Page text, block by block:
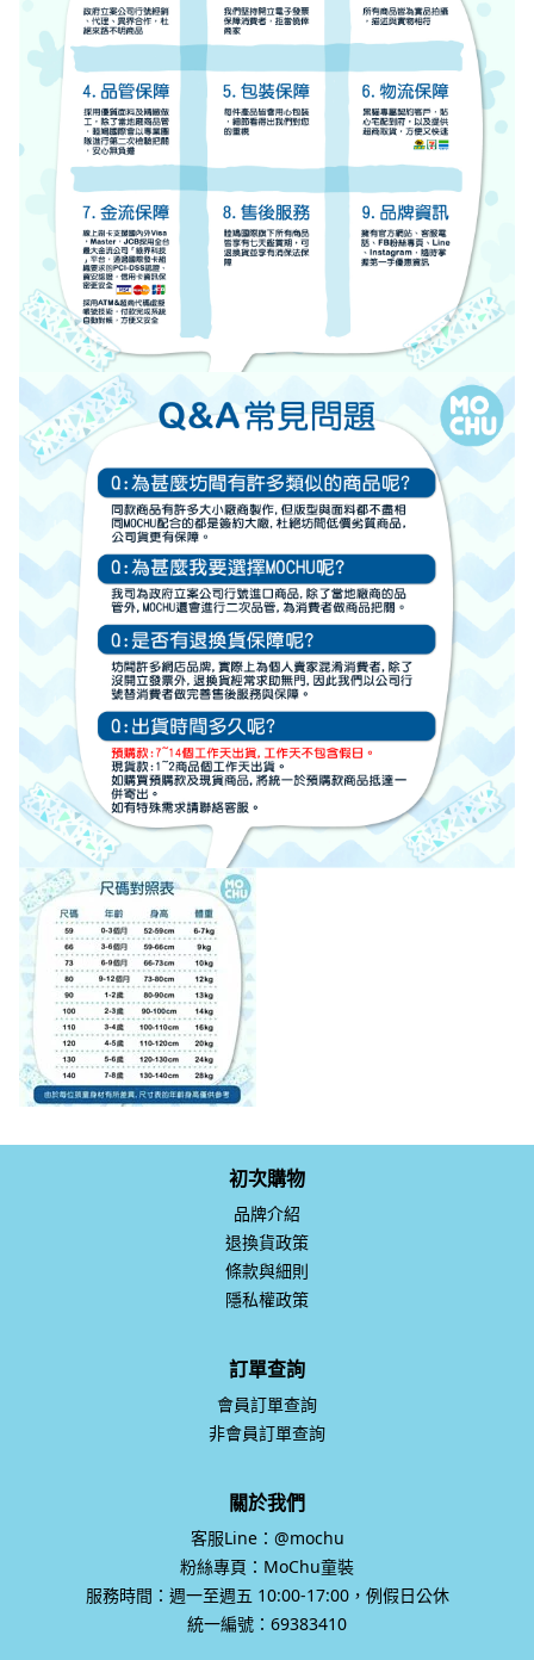
初次購物
品牌介紹
退換貨政策
條款與細則
隱私權政策
訂單查詢
會員訂單查詢
非會員訂單查詢
關於我們
客服Line：@mochu
粉絲專頁：MoChu童裝
服務時間：週一至週五 10:00-17:00，例假日公休
統一編號：69383410